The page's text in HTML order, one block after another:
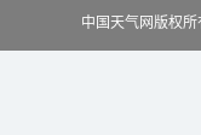
中国天气网版权